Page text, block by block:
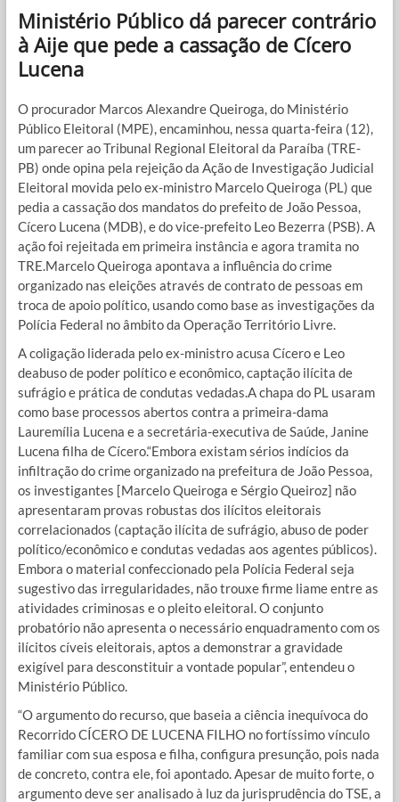
Ministério Público dá parecer contrário
à Aije que pede a cassação de Cícero
Lucena
O procurador Marcos Alexandre Queiroga, do Ministério
Público Eleitoral (MPE), encaminhou, nessa quarta-feira (12),
um parecer ao Tribunal Regional Eleitoral da Paraíba (TRE-
PB) onde opina pela rejeição da Ação de Investigação Judicial
Eleitoral movida pelo ex-ministro Marcelo Queiroga (PL) que
pedia a cassação dos mandatos do prefeito de João Pessoa,
Cícero Lucena (MDB), e do vice-prefeito Leo Bezerra (PSB). A
ação foi rejeitada em primeira instância e agora tramita no
TRE.Marcelo Queiroga apontava a influência do crime
organizado nas eleições através de contrato de pessoas em
troca de apoio político, usando como base as investigações da
Polícia Federal no âmbito da Operação Território Livre.
A coligação liderada pelo ex-ministro acusa Cícero e Leo
deabuso de poder político e econômico, captação ilícita de
sufrágio e prática de condutas vedadas.A chapa do PL usaram
como base processos abertos contra a primeira-dama
Lauremília Lucena e a secretária-executiva de Saúde, Janine
Lucena filha de Cícero.“Embora existam sérios indícios da
infiltração do crime organizado na prefeitura de João Pessoa,
os investigantes [Marcelo Queiroga e Sérgio Queiroz] não
apresentaram provas robustas dos ilícitos eleitorais
correlacionados (captação ilícita de sufrágio, abuso de poder
político/econômico e condutas vedadas aos agentes públicos).
Embora o material confeccionado pela Polícia Federal seja
sugestivo das irregularidades, não trouxe firme liame entre as
atividades criminosas e o pleito eleitoral. O conjunto
probatório não apresenta o necessário enquadramento com os
ilícitos cíveis eleitorais, aptos a demonstrar a gravidade
exigível para desconstituir a vontade popular”, entendeu o
Ministério Público.
“O argumento do recurso, que baseia a ciência inequívoca do
Recorrido CÍCERO DE LUCENA FILHO no fortíssimo vínculo
familiar com sua esposa e filha, configura presunção, pois nada
de concreto, contra ele, foi apontado. Apesar de muito forte, o
argumento deve ser analisado à luz da jurisprudência do TSE, a